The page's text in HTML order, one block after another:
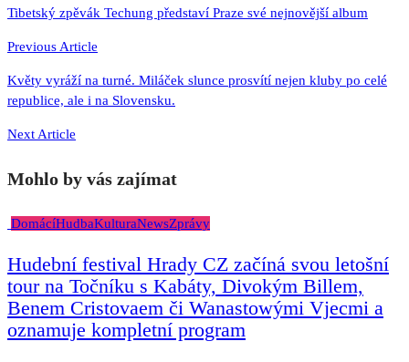
Navigace
pro
Tibetský zpěvák Techung představí Praze své nejnovější album
Previous Article
Květy vyráží na turné. Miláček slunce prosvítí nejen kluby po celé
republice, ale i na Slovensku.
Next Article
Mohlo by vás zajímat
DomácíHudbaKulturaNewsZprávy
Hudební festival Hrady CZ začíná svou letošní
tour na Točníku s Kabáty, Divokým Billem,
Benem Cristovaem či Wanastowými Vjecmi a
oznamuje kompletní program